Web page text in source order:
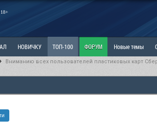
18+
НОВИЧКУ ТОП-100 ФОРУМ Новые темы
РАЗДЕЛ: Мы и Женщины
Вниманию всех пользователей пластиковых карт